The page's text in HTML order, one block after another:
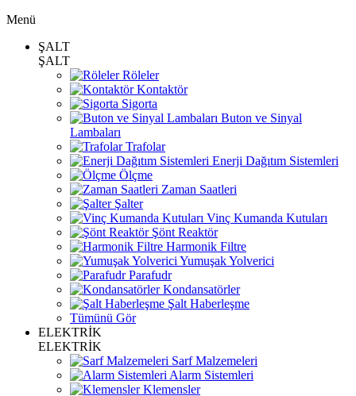
Menü
ŞALT
ŞALT
Röleler
Kontaktör
Sigorta
Buton ve Sinyal
Lambaları
Trafolar
Enerji Dağıtım Sistemleri
Ölçme
Zaman Saatleri
Şalter
Vinç Kumanda Kutuları
Şönt Reaktör
Harmonik Filtre
Yumuşak Yolverici
Parafudr
Kondansatörler
Şalt Haberleşme
Tümünü Gör
ELEKTRİK
ELEKTRİK
Sarf Malzemeleri
Alarm Sistemleri
Klemensler